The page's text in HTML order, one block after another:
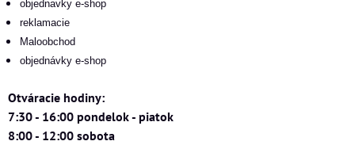
objednavky e-shop
reklamacie
Maloobchod
objednávky e-shop
Otváracie hodiny:
7:30 - 16:00 pondelok - piatok
8:00 - 12:00 sobota